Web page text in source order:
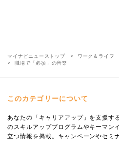
マイナビニューストップ ワーク＆ライフ
職場で「必須」の音楽
このカテゴリーについて
あなたの「キャリアアップ」を支援す
のスキルアッププログラムやキーマン
立つ情報を掲載。キャンペーンやセミ